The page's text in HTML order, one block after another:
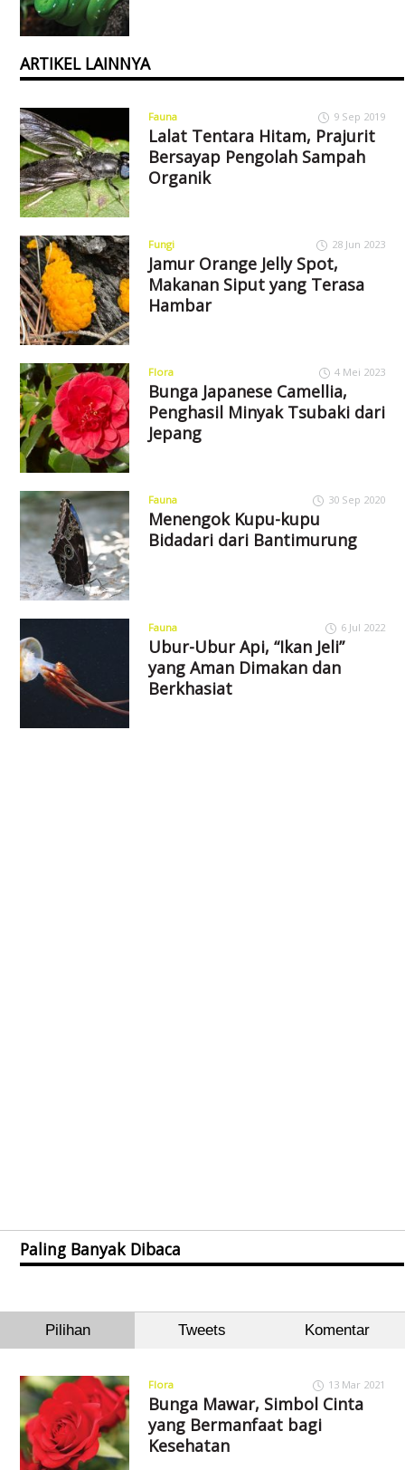
ARTIKEL LAINNYA
Fauna 9 Sep 2019
Lalat Tentara Hitam, Prajurit
Bersayap Pengolah Sampah
Organik
Fungi 28 Jun 2023
Jamur Orange Jelly Spot,
Makanan Siput yang Terasa
Hambar
Flora 4 Mei 2023
Bunga Japanese Camellia,
Penghasil Minyak Tsubaki dari
Jepang
Fauna 30 Sep 2020
Menengok Kupu-kupu
Bidadari dari Bantimurung
Fauna 6 Jul 2022
Ubur-Ubur Api, “Ikan Jeli”
yang Aman Dimakan dan
Berkhasiat
Paling Banyak Dibaca
Pilihan Tweets Komentar
Flora 13 Mar 2021
Bunga Mawar, Simbol Cinta
yang Bermanfaat bagi
Kesehatan